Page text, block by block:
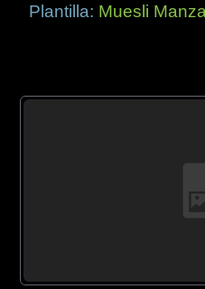
Plantilla: Muesli